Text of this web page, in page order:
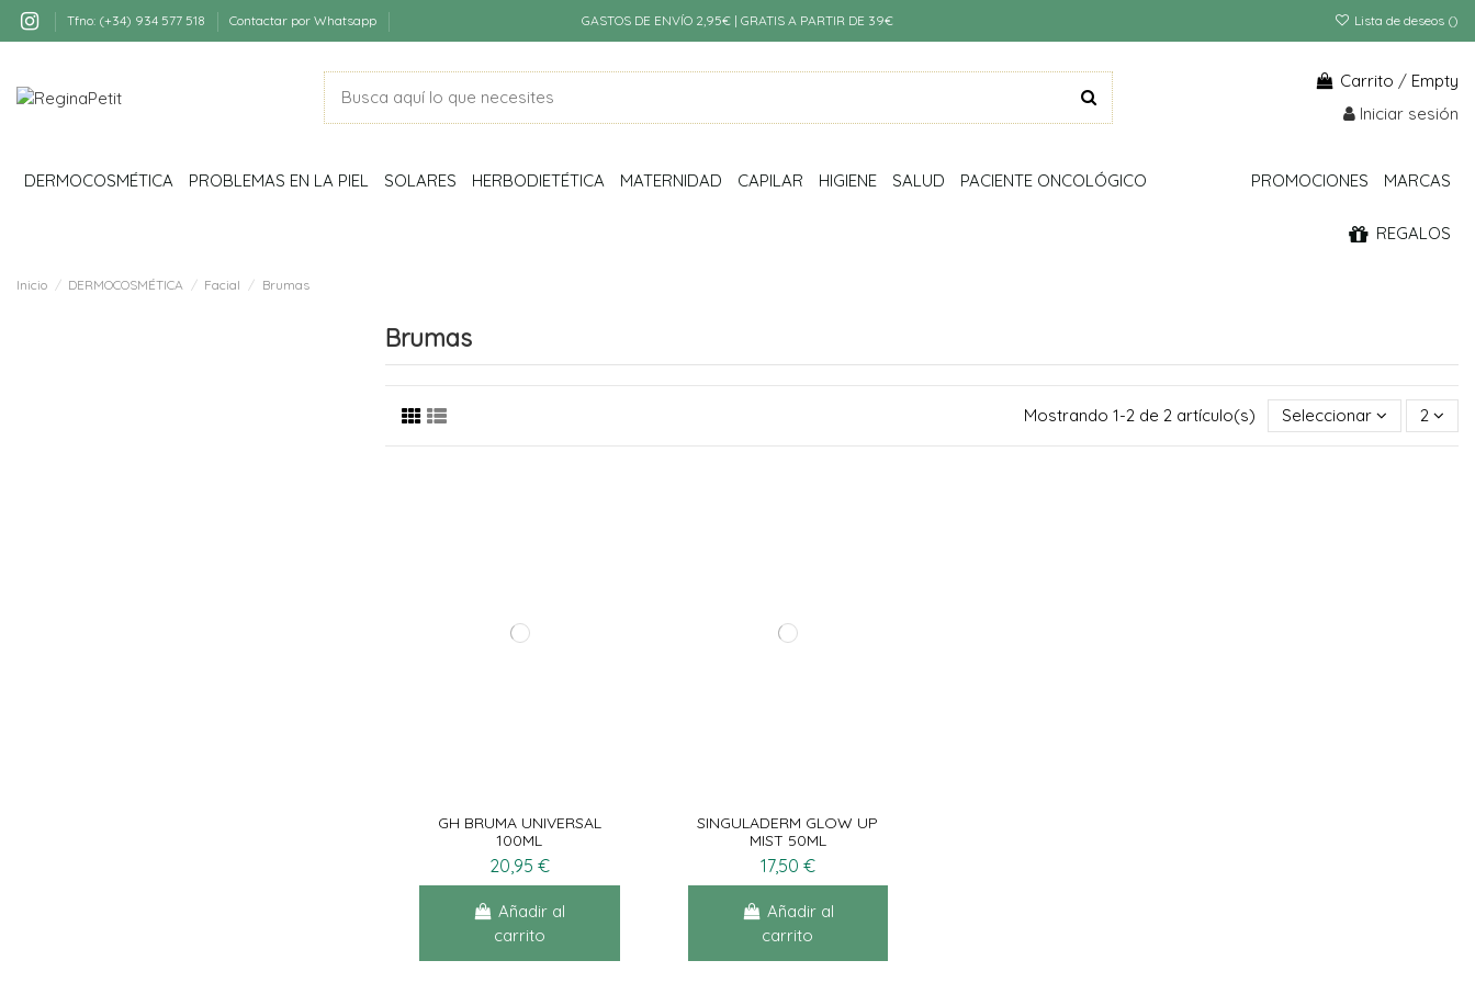
Tfno: (+34) 934 577 518 Contactar por Whatsapp GASTOS DE ENVÍO 2,95€ | GRATIS A PARTIR DE 39€ Lista de deseos ()
Carrito / Empty
Iniciar sesión
DERMOCOSMÉTICA PROBLEMAS EN LA PIEL SOLARES HERBODIETÉTICA MATERNIDAD CAPILAR HIGIENE SALUD PACIENTE ONCOLÓGICO MARCAS
PROMOCIONES
REGALOS
Inicio DERMOCOSMÉTICA Facial Brumas
Brumas
Mostrando 1-2 de 2 artículo(s) Seleccionar 2
GH BRUMA UNIVERSAL
100ML
20,95 €
Añadir al
carrito
SINGULADERM GLOW UP
MIST 50ML
17,50 €
Añadir al
carrito